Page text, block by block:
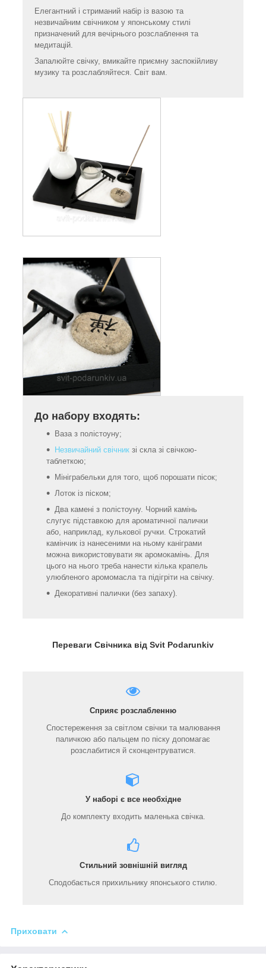
Елегантний і стриманий набір із вазою та
незвичайним свічником у японському стилі
призначений для вечірнього розслаблення та
медитацій.
Запалюйте свічку, вмикайте приємну заспокійливу
музику та розслабляйтеся. Світ вам.
До набору входять:
Ваза з полістоуну;
Незвичайний свічник зі скла зі свічкою-
таблеткою;
Мініграбельки для того, щоб порошати пісок;
Лоток із піском;
Два камені з полістоуну. Чорний камінь
слугує підставкою для ароматичної палички
або, наприклад, кулькової ручки. Строкатий
камінчик із нанесеними на ньому каніграми
можна використовувати як аромокамінь. Для
цього на нього треба нанести кілька крапель
улюбленого аромомасла та підігріти на свічку.
Декоративні палички (без запаху).
Переваги Свічника від Svit Podarunkiv
Сприяє розслабленню
Спостереження за світлом свічки та малювання
паличкою або пальцем по піску допомагає
розслабитися й сконцентруватися.
У наборі є все необхідне
До комплекту входить маленька свічка.
Стильний зовнішній вигляд
Сподобається прихильнику японського стилю.
Приховати